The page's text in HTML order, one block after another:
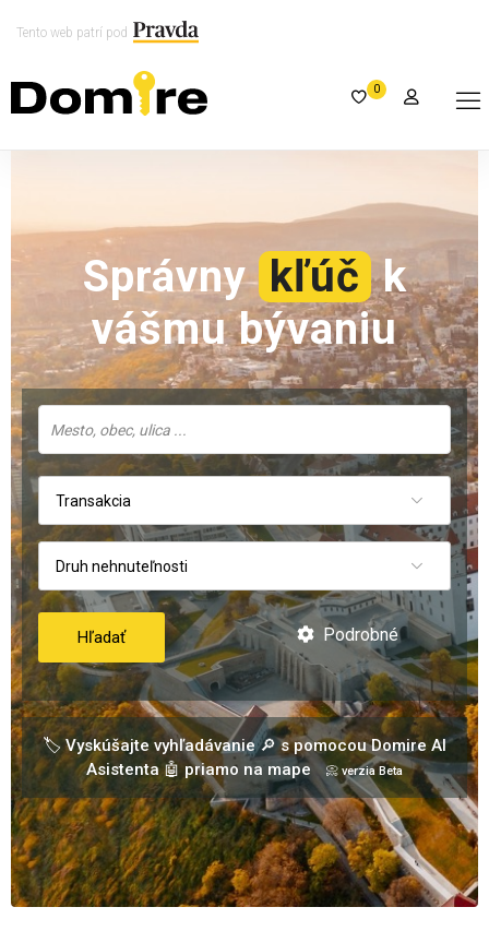
Tento web patrí pod
0
Správny kľúč k
vášmu bývaniu
Transakcia
Druh nehnuteľnosti
Hľadať Podrobné
🏷️ Vyskúšajte vyhľadávanie 🔎 s pomocou Domire AI
Asistenta 🤖 priamo na mape
📀 verzia Beta